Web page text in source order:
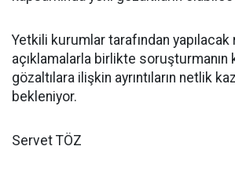
Yetkili kurumlar tarafından yapılacak
açıklamalarla birlikte soruşturmanın
gözaltılara ilişkin ayrıntıların netlik
bekleniyor.
Servet TÖZ